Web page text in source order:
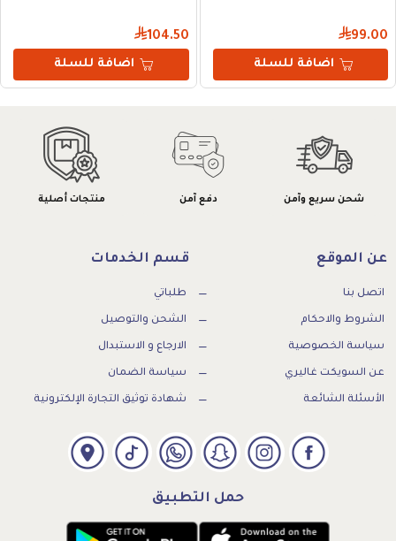
99.00
اضافة للسلة
104.50
اضافة للسلة
شحن سريع وآمن دفع آمن منتجات أصلية
عن الموقع
اتصل بنا
الشروط والاحكام
سياسة الخصوصية
عن السويكت غاليري
الأسئلة الشائعة
قسم الخدمات
طلباتي
الشحن والتوصيل
الارجاع و الاستبدال
سياسة الضمان
شهادة توثيق التجارة الإلكترونية
حمل التطبيق